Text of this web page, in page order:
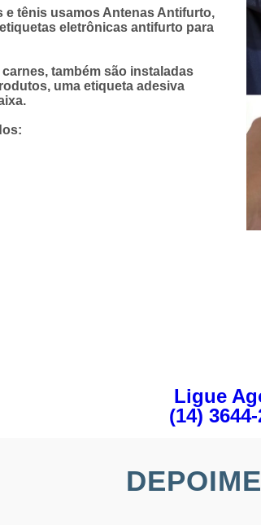
e tênis usamos Antenas Antifurto,
eletrônicas antifurto para
também são instaladas
uma etiqueta adesiva
Ligue
(14)